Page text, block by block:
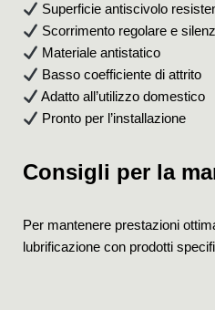
Superficie antiscivolo
Scorrimento regolare e
Materiale antistatico
Basso coefficiente di attrito
Adatto all’utilizzo domestico
Pronto per l’installazione
Consigli per la
Per mantenere prestazioni
lubrificazione con prodotti